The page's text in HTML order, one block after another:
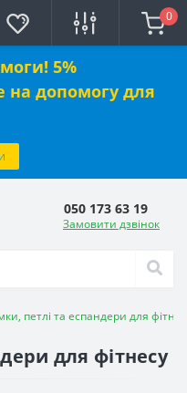
5%
на допомогу для
0
050 173 63 19
Замовити дзвінок
петлі та еспандери для
для фітнесу